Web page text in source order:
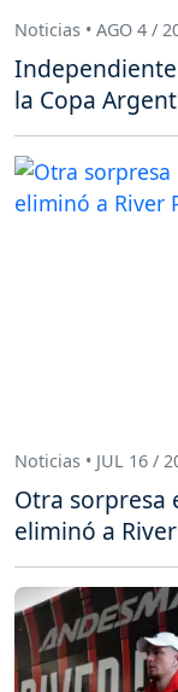
Noticias • AGO 4 /
la Copa
Noticias • JUL 16 /
Otra sorpresa
eliminó a